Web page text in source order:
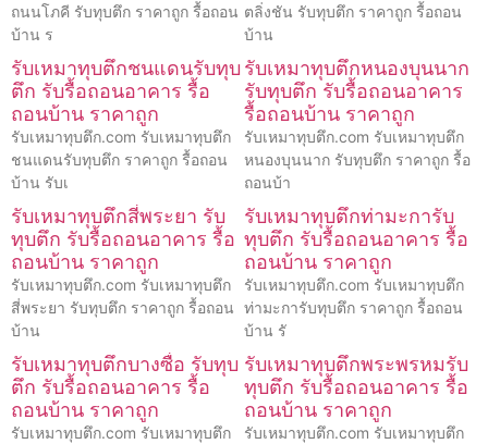
ถนนโภคี รับทุบตึก ราคาถูก รื้อถอน
บ้าน ร
ตลิ่งชัน รับทุบตึก ราคาถูก รื้อถอน
บ้าน
รับเหมาทุบตึกชนแดนรับทุบ
ตึก รับรื้อถอนอาคาร รื้อ
ถอนบ้าน ราคาถูก
รับเหมาทุบตึก.com รับเหมาทุบตึก
ชนแดนรับทุบตึก ราคาถูก รื้อถอน
บ้าน รับเ
รับเหมาทุบตึกหนองบุนนาก
รับทุบตึก รับรื้อถอนอาคาร
รื้อถอนบ้าน ราคาถูก
รับเหมาทุบตึก.com รับเหมาทุบตึก
หนองบุนนาก รับทุบตึก ราคาถูก รื้อ
ถอนบ้า
รับเหมาทุบตึกสี่พระยา รับ
ทุบตึก รับรื้อถอนอาคาร รื้อ
ถอนบ้าน ราคาถูก
รับเหมาทุบตึก.com รับเหมาทุบตึก
สี่พระยา รับทุบตึก ราคาถูก รื้อถอน
บ้าน
รับเหมาทุบตึกท่ามะการับ
ทุบตึก รับรื้อถอนอาคาร รื้อ
ถอนบ้าน ราคาถูก
รับเหมาทุบตึก.com รับเหมาทุบตึก
ท่ามะการับทุบตึก ราคาถูก รื้อถอน
บ้าน รั
รับเหมาทุบตึกบางซื่อ รับทุบ
ตึก รับรื้อถอนอาคาร รื้อ
ถอนบ้าน ราคาถูก
รับเหมาทุบตึก.com รับเหมาทุบตึก
รับเหมาทุบตึกพระพรหมรับ
ทุบตึก รับรื้อถอนอาคาร รื้อ
ถอนบ้าน ราคาถูก
รับเหมาทุบตึก.com รับเหมาทุบตึก